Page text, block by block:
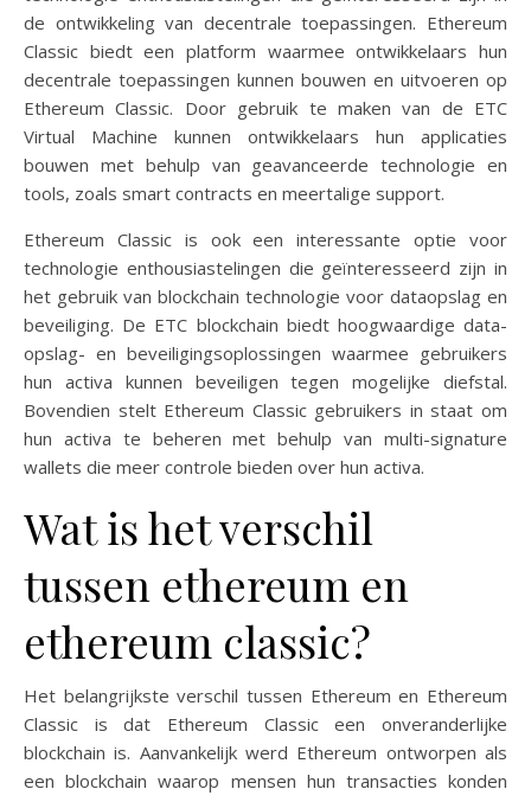
de ontwikkeling van decentrale toepassingen. Ethereum
Classic biedt een platform waarmee ontwikkelaars hun
decentrale toepassingen kunnen bouwen en uitvoeren op
Ethereum Classic. Door gebruik te maken van de ETC
Virtual Machine kunnen ontwikkelaars hun applicaties
bouwen met behulp van geavanceerde technologie en
tools, zoals smart contracts en meertalige support.
Ethereum Classic is ook een interessante optie voor
technologie enthousiastelingen die geïnteresseerd zijn in
het gebruik van blockchain technologie voor dataopslag en
beveiliging. De ETC blockchain biedt hoogwaardige data-
opslag- en beveiligingsoplossingen waarmee gebruikers
hun activa kunnen beveiligen tegen mogelijke diefstal.
Bovendien stelt Ethereum Classic gebruikers in staat om
hun activa te beheren met behulp van multi-signature
wallets die meer controle bieden over hun activa.
Wat is het verschil
tussen ethereum en
ethereum classic?
Het belangrijkste verschil tussen Ethereum en Ethereum
Classic is dat Ethereum Classic een onveranderlijke
blockchain is. Aanvankelijk werd Ethereum ontworpen als
een blockchain waarop mensen hun transacties konden